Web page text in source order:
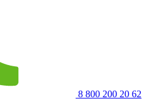
8 800 200 20 62